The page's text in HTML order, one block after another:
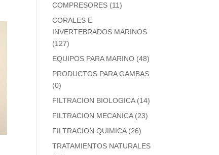
COMPRESORES (11)
CORALES E
INVERTEBRADOS MARINOS
(127)
EQUIPOS PARA MARINO (48)
PRODUCTOS PARA GAMBAS
(0)
FILTRACION BIOLOGICA (14)
FILTRACION MECANICA (23)
FILTRACION QUIMICA (26)
TRATAMIENTOS NATURALES